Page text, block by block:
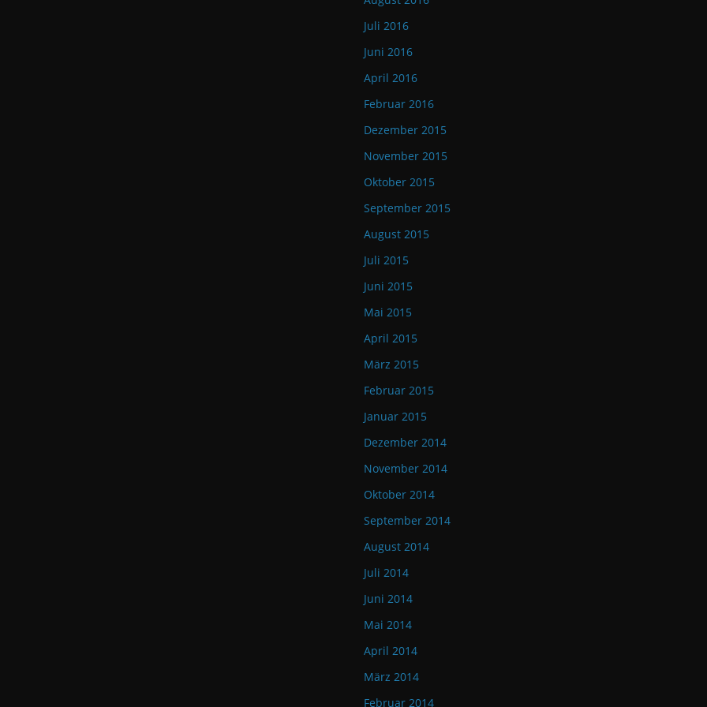
Juli 2016
Juni 2016
April 2016
Februar 2016
Dezember 2015
November 2015
Oktober 2015
September 2015
August 2015
Juli 2015
Juni 2015
Mai 2015
April 2015
März 2015
Februar 2015
Januar 2015
Dezember 2014
November 2014
Oktober 2014
September 2014
August 2014
Juli 2014
Juni 2014
Mai 2014
April 2014
März 2014
Februar 2014